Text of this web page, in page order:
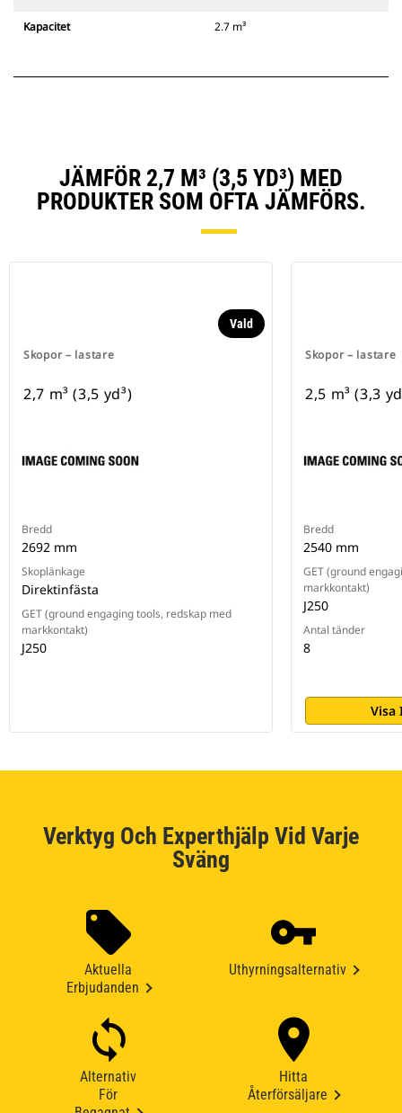
Kapacitet 2.7 m³
JÄMFÖR 2,7 M³ (3,5 YD³) MED
PRODUKTER SOM OFTA JÄMFÖRS.
Skopor – lastare
Vald
2,7 m³ (3,5 yd³)
Bredd
2692 mm
Skoplänkage
Direktinfästa
GET (ground engaging tools, redskap med
markkontakt)
J250
Skopor – lastare
2,5 m³ (3,3
Bredd
2540 mm
GET (ground
markkontakt)
J250
Antal tänder
8
Visa
Verktyg Och Experthjälp Vid Varje
Sväng
Aktuella
Erbjudanden
Uthyrningsalternativ
Alternativ
För
Hitta
Återförsäljare